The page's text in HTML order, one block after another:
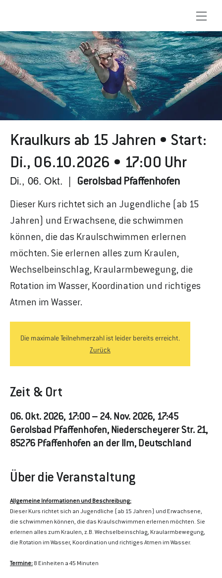
Kraulkurs ab 15 Jahren • Start:
Di., 06.10.2026 • 17:00 Uhr
Di., 06. Okt. Gerolsbad Pfaffenhofen
Dieser Kurs richtet sich an Jugendliche (ab 15
Jahren) und Erwachsene, die schwimmen
können, die das Kraulschwimmen erlernen
möchten. Sie erlernen alles zum Kraulen,
Wechselbeinschlag, Kraularmbewegung, die
Rotation im Wasser, Koordination und richtiges
Atmen im Wasser.
Die maximale Teilnehmerzahl ist leider bereits erreicht.
Zurück
Zeit & Ort
06. Okt. 2026, 17:00 – 24. Nov. 2026, 17:45
Gerolsbad Pfaffenhofen, Niederscheyerer Str. 21,
85276 Pfaffenhofen an der Ilm, Deutschland
Über die Veranstaltung
Allgemeine Informationen und Beschreibung:
Dieser Kurs richtet sich an Jugendliche (ab 15 Jahren) und Erwachsene,
die schwimmen können, die das Kraulschwimmen erlernen möchten. Sie
erlernen alles zum Kraulen, z.B. Wechselbeinschlag, Kraularmbewegung,
die Rotation im Wasser, Koordination und richtiges Atmen im Wasser.
Termine: 8 Einheiten a 45 Minuten